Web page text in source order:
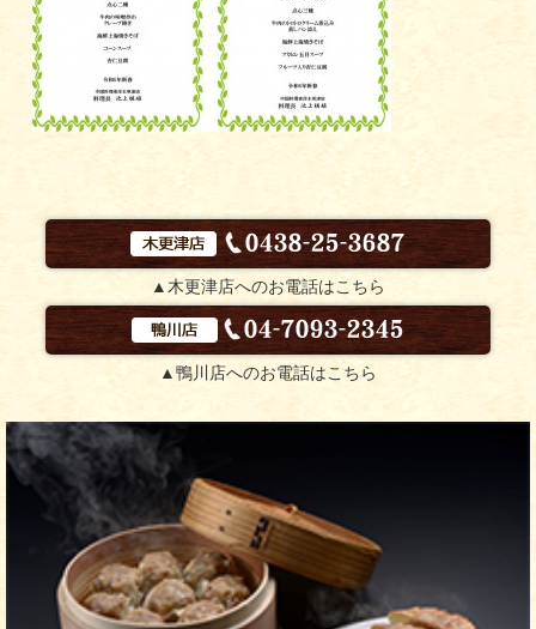
▲木更津店へのお電話はこちら
▲鴨川店へのお電話はこちら